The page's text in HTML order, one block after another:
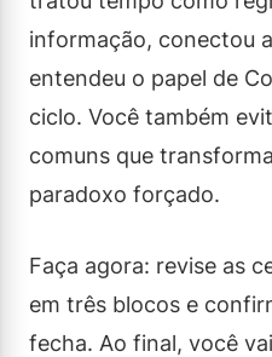
informação, conectou
entendeu o papel de
ciclo. Você também
comuns que
paradoxo forçado.
Faça agora: revise as
em três blocos e
fecha. Ao final, você